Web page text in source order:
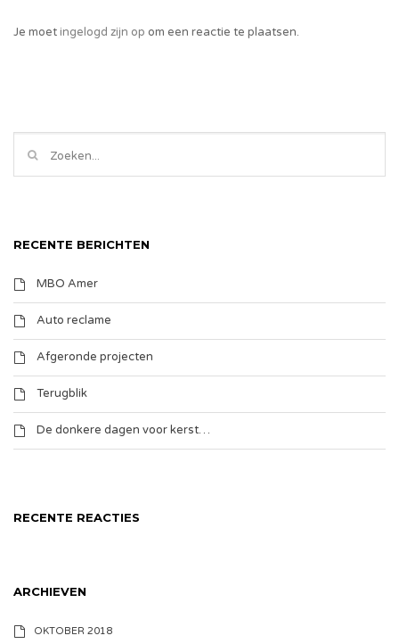
Je moetingelogd zijn op om een reactie te plaatsen.
RECENTE BERICHTEN
MBO Amer
Auto reclame
Afgeronde projecten
Terugblik
De donkere dagen voor kerst…
RECENTE REACTIES
ARCHIEVEN
OKTOBER 2018